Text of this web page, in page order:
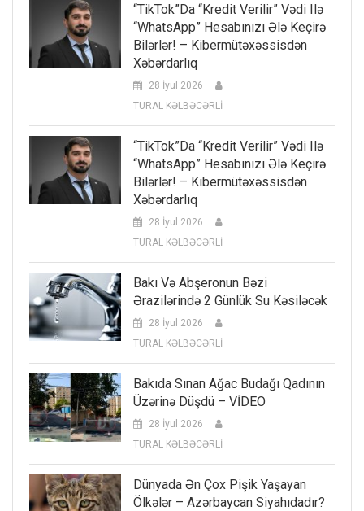
“TikTok”da “kredit Verilir” Vədi Ilə
“WhatsApp” Hesabınızı Ələ Keçirə
Bilərlər! – Kibermütəxəssisdən
Xəbərdarlıq
28 İyul 2026
TURAL KƏLBƏCƏRLİ
“TikTok”da “kredit Verilir” Vədi Ilə
“WhatsApp” Hesabınızı Ələ Keçirə
Bilərlər! – Kibermütəxəssisdən
Xəbərdarlıq
28 İyul 2026
TURAL KƏLBƏCƏRLİ
Bakı Və Abşeronun Bəzi
Ərazilərində 2 Günlük Su Kəsiləcək
28 İyul 2026
TURAL KƏLBƏCƏRLİ
Bakıda Sınan Ağac Budağı Qadının
Üzərinə Düşdü – VİDEO
28 İyul 2026
TURAL KƏLBƏCƏRLİ
Dünyada Ən Çox Pişik Yaşayan
Ölkələr – Azərbaycan Siyahıdadır?